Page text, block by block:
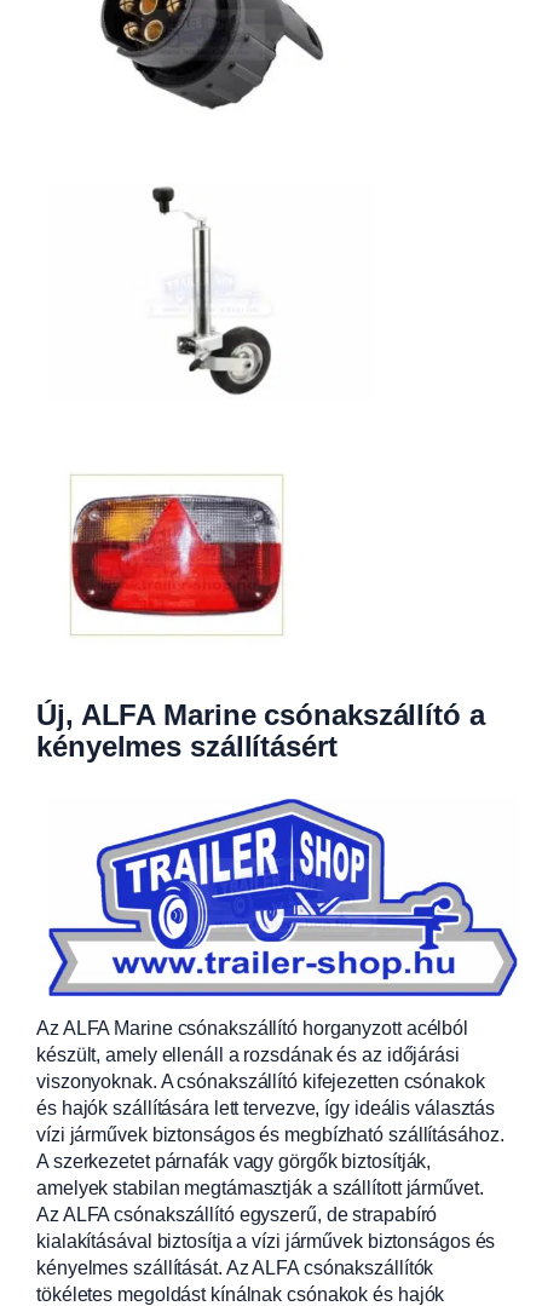
Új, ALFA Marine csónakszállító a
kényelmes szállításért
Az ALFA Marine csónakszállító horganyzott acélból
készült, amely ellenáll a rozsdának és az időjárási
viszonyoknak. A csónakszállító kifejezetten csónakok
és hajók szállítására lett tervezve, így ideális választás
vízi járművek biztonságos és megbízható szállításához.
A szerkezetet párnafák vagy görgők biztosítják,
amelyek stabilan megtámasztják a szállított járművet.
Az ALFA csónakszállító egyszerű, de strapabíró
kialakításával biztosítja a vízi járművek biztonságos és
kényelmes szállítását. Az ALFA csónakszállítók
tökéletes megoldást kínálnak csónakok és hajók